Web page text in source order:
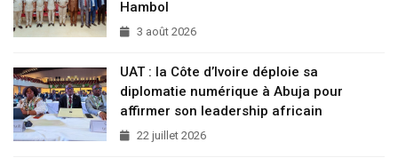
Hambol
3 août 2026
UAT : la Côte d’Ivoire déploie sa
diplomatie numérique à Abuja pour
affirmer son leadership africain
22 juillet 2026